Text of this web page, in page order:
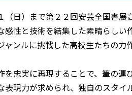
日）まで第２２回安芸全国書展
性と技術を結集した素晴らしい
ンルに挑戦した高校生たちの力
忠実に再現することで、筆の運
現力が求められ、独自のスタイ